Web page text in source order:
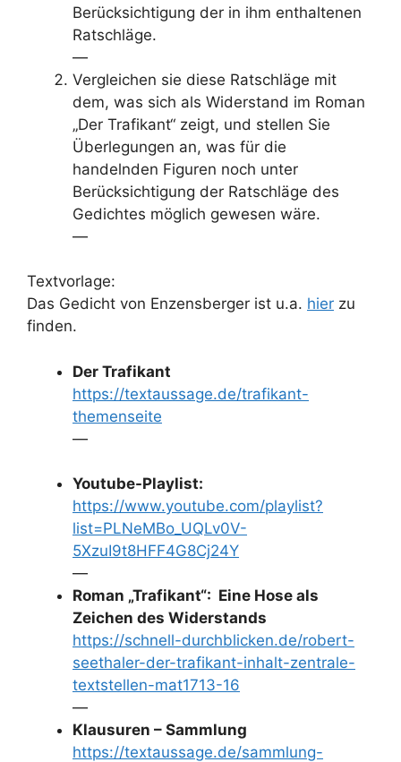
Berücksichtigung der in ihm enthaltenen
Ratschläge.
—
Vergleichen sie diese Ratschläge mit
dem, was sich als Widerstand im Roman
„Der Trafikant“ zeigt, und stellen Sie
Überlegungen an, was für die
handelnden Figuren noch unter
Berücksichtigung der Ratschläge des
Gedichtes möglich gewesen wäre.
—
Textvorlage:
Das Gedicht von Enzensberger ist u.a. hier zu
finden.
Der Trafikant
https://textaussage.de/trafikant-
themenseite
—
Youtube-Playlist:
https://www.youtube.com/playlist?
list=PLNeMBo_UQLv0V-
5XzuI9t8HFF4G8Cj24Y
—
Roman „Trafikant“: Eine Hose als
Zeichen des Widerstands
https://schnell-durchblicken.de/robert-
seethaler-der-trafikant-inhalt-zentrale-
textstellen-mat1713-16
—
Klausuren – Sammlung
https://textaussage.de/sammlung-